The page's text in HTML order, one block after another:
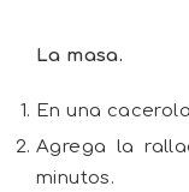
La masa.
En una
Agrega la
minutos.